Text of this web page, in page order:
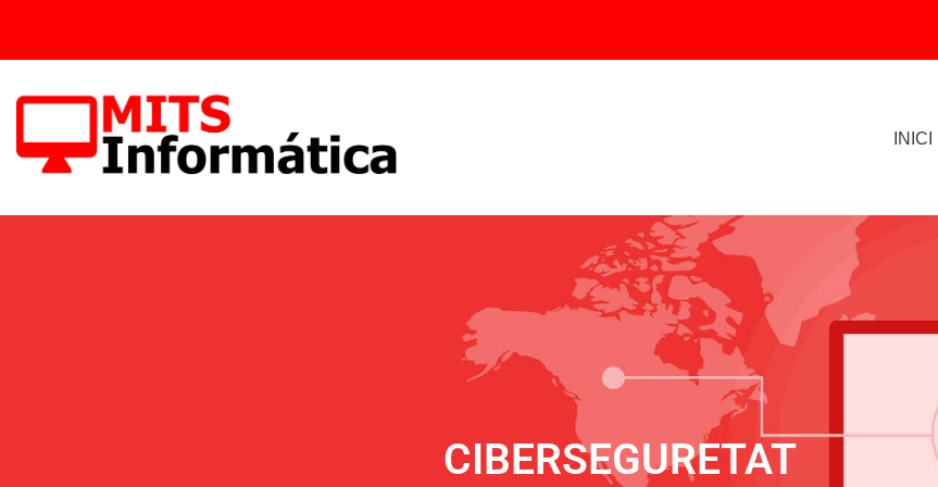
Vés
INICI
CIBERSEGURETAT